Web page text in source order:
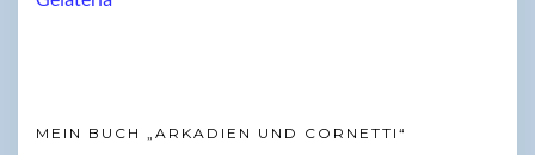
MEIN BUCH „ARKADIEN UND CORNETTI“